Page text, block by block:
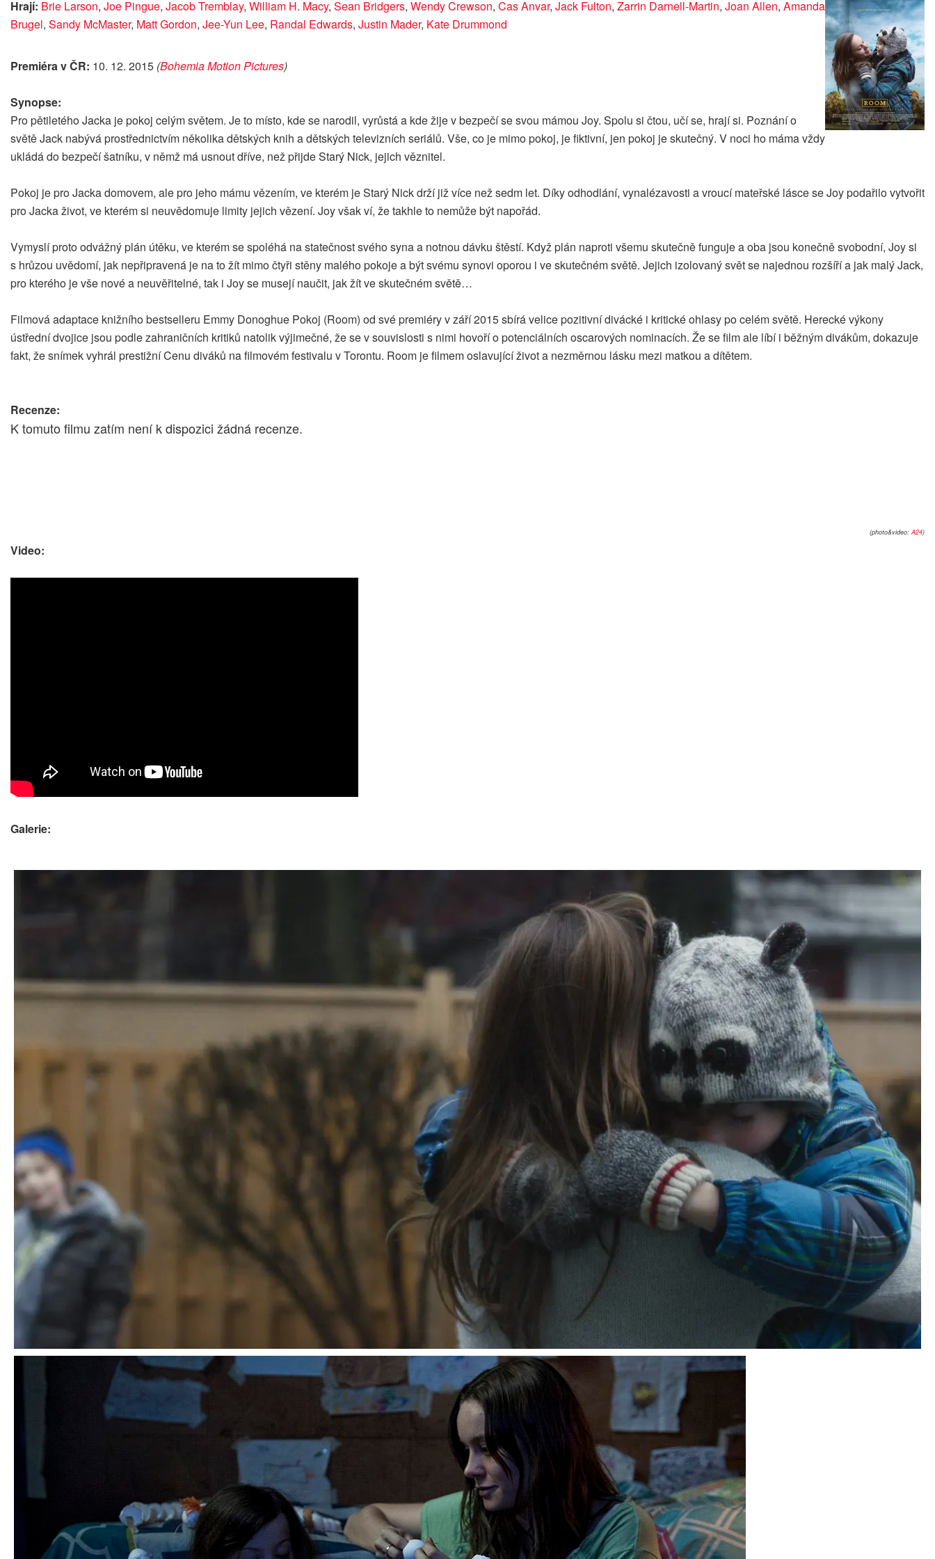
Hrají: Brie Larson, Joe Pingue, Jacob Tremblay, William H. Macy, Sean Bridgers, Wendy Crewson, Cas Anvar, Jack Fulton, Zarrin Darnell-Martin, Joan Allen, Amanda
Brugel, Sandy McMaster, Matt Gordon, Jee-Yun Lee, Randal Edwards, Justin Mader, Kate Drummond
Premiéra v ČR: 10. 12. 2015 (Bohemia Motion Pictures)
Synopse:
Pro pětiletého Jacka je pokoj celým světem. Je to místo, kde se narodil, vyrůstá a kde žije v bezpečí se svou mámou Joy. Spolu si čtou, učí se, hrají si. Poznání o
světě Jack nabývá prostřednictvím několika dětských knih a dětských televizních seriálů. Vše, co je mimo pokoj, je fiktivní, jen pokoj je skutečný. V noci ho máma vždy
ukládá do bezpečí šatníku, v němž má usnout dříve, než přijde Starý Nick, jejich věznitel.
Pokoj je pro Jacka domovem, ale pro jeho mámu vězením, ve kterém je Starý Nick drží již více než sedm let. Díky odhodlání, vynalézavosti a vroucí mateřské lásce se Joy podařilo vytvořit
pro Jacka život, ve kterém si neuvědomuje limity jejich vězení. Joy však ví, že takhle to nemůže být napořád.
Vymyslí proto odvážný plán útěku, ve kterém se spoléhá na statečnost svého syna a notnou dávku štěstí. Když plán naproti všemu skutečně funguje a oba jsou konečně svobodní, Joy si
s hrůzou uvědomí, jak nepřipravená je na to žít mimo čtyři stěny malého pokoje a být svému synovi oporou i ve skutečném světě. Jejich izolovaný svět se najednou rozšíří a jak malý Jack,
pro kterého je vše nové a neuvěřitelné, tak i Joy se musejí naučit, jak žít ve skutečném světě…
Filmová adaptace knižního bestselleru Emmy Donoghue Pokoj (Room) od své premiéry v září 2015 sbírá velice pozitivní divácké i kritické ohlasy po celém světě. Herecké výkony
ústřední dvojice jsou podle zahraničních kritiků natolik výjimečné, že se v souvislosti s nimi hovoří o potenciálních oscarových nominacích. Že se film ale líbí i běžným divákům, dokazuje
fakt, že snímek vyhrál prestižní Cenu diváků na filmovém festivalu v Torontu. Room je filmem oslavující život a nezměrnou lásku mezi matkou a dítětem.
Recenze:
K tomuto filmu zatím není k dispozici žádná recenze.
(photo&video: A24)
Video:
Galerie: